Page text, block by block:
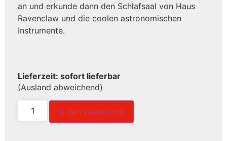
an und erkunde dann den Schlafsaal von Haus
Ravenclaw und die coolen astronomischen
Instrumente.
Lieferzeit: sofort lieferbar
(Ausland abweichend)
In den Warenkorb